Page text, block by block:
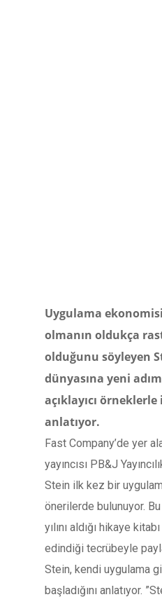
Uygulama
olmanın oldukça
olduğunu söyleyen
dünyasına yeni
açıklayıcı örneklerle
anlatıyor.
Fast Company’de yer
yayıncısı PB&J
Stein ilk kez bir
önerilerde bulunuyor. Bu
yılını aldığı hikaye
edindiği tecrübeyle
Stein, kendi uygulama
başladığını anlatıyor.